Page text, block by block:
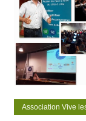
Association Vive